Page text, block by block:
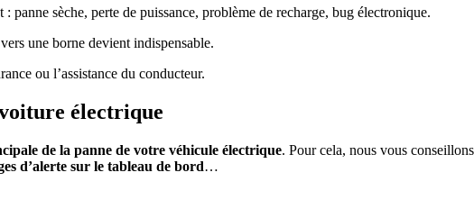
panne sèche, perte de puissance, problème de recharge, bug électronique.
une borne devient indispensable.
ou l’assistance du conducteur.
électrique
de la panne de votre véhicule électrique. Pour cela, nous vous
d’alerte sur le tableau de bord…